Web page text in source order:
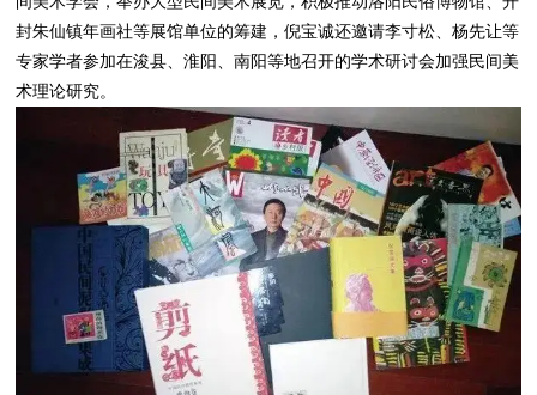
封朱仙镇年画社等展馆单位的筹建，倪宝诚还邀请李寸松、杨先让等
专家学者参加在浚县、淮阳、南阳等地召开的学术研讨会加强民间美
术理论研究。